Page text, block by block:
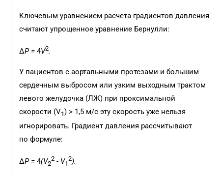
Ключевым уравнением расчета градиентов давления
считают упрощенное уравнение Бернулли:
∆P =4V2.
У пациентов с аортальными протезами и большим
сердечным выбросом или узким выходным трактом
левого желудочка (ЛЖ) при проксимальной
скорости (V1) > 1,5 м/с эту скорость уже нельзя
игнорировать. Градиент давления рассчитывают
по формуле:
∆P =4(V2
2 - V1
2).